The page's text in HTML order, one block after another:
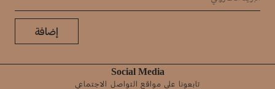
إضافة
Social Media
تابعونا على مواقع التواصل الاجتماعي